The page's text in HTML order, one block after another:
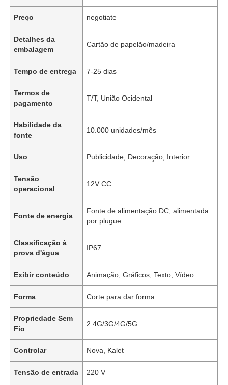
Preço negotiate
Detalhes da
embalagem
Cartão de papelão/madeira
Tempo de entrega 7-25 dias
Termos de
pagamento
T/T, União Ocidental
Habilidade da
fonte
10.000 unidades/mês
Uso Publicidade, Decoração, Interior
Tensão
operacional
12V CC
Fonte de energia
Fonte de alimentação DC, alimentada
por plugue
Classificação à
prova d'água
IP67
Exibir conteúdo Animação, Gráficos, Texto, Vídeo
Forma Corte para dar forma
Propriedade Sem
Fio
2.4G/3G/4G/5G
Controlar Nova, Kalet
Tensão de entrada 220 V